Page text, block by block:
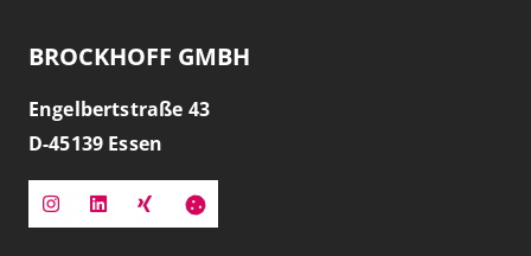
BROCKHOFF GMBH
Engelbertstraße 43
D-45139 Essen